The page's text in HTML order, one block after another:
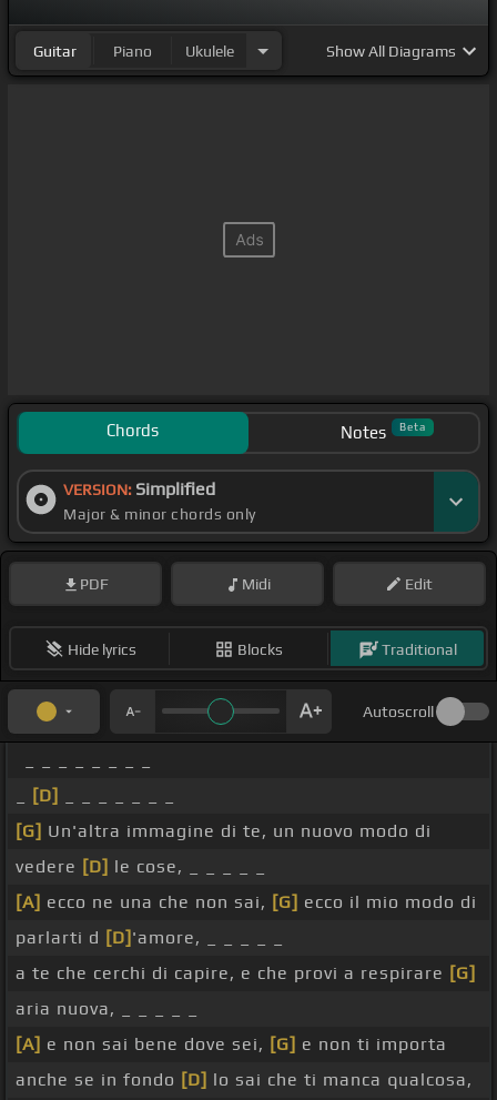
Guitar Piano Ukulele ShowAll Diagrams
Chords Notes Beta
VERSION: Simplified
Major & minor chords only
PDF Midi Edit
Hide lyrics Blocks Traditional
Autoscroll
[D]
[G] Un'altra immagine di te, un nuovo modo di
vedere [D] le cose, _ _ _ _ _
[A] ecco ne una che non sai, [G] ecco il mio modo di
parlarti d [D] 'amore, _ _ _ _ _
a te che cerchi di capire, e che provi a respirare [G]
aria nuova, _ _ _ _ _
[A] e non sai bene dove sei, [G] e non ti importa
anche se in fondo [D] lo sai che ti manca qualcosa,